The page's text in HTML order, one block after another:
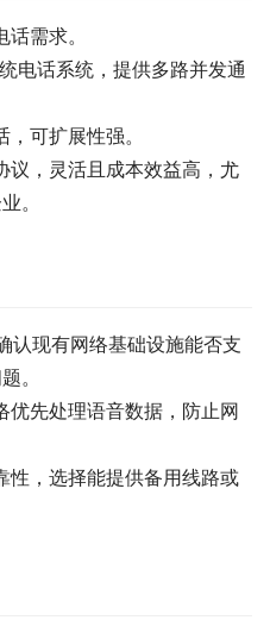
需求。
电话系统，提供多路并发通
，可扩展性强。
议，灵活且成本效益高，尤
。
认现有网络基础设施能否支
。
优先处理语音数据，防止网
性，选择能提供备用线路或